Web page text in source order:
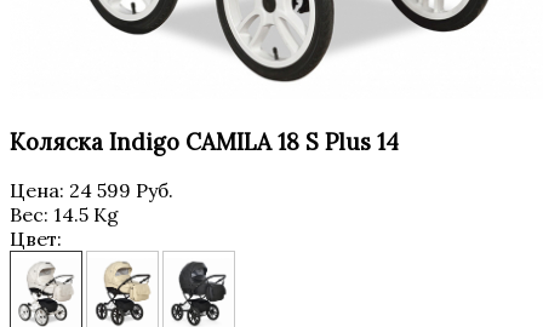
Коляска Indigo CAMILA 18 S Plus 14
Цена: 24 599 Руб.
Вес: 14.5 Kg
Цвет: